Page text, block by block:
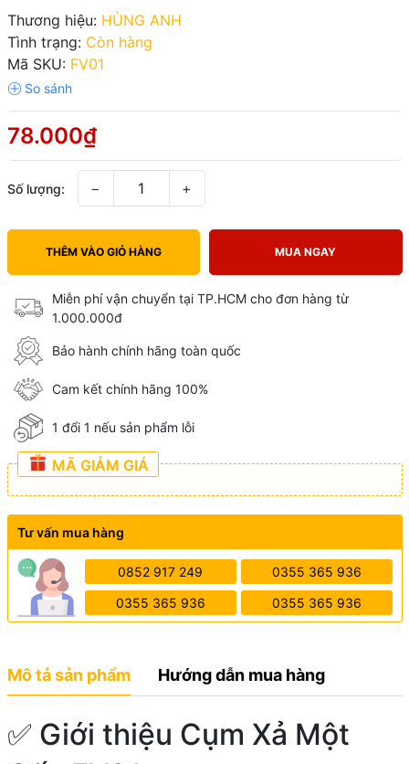
Thương hiệu: HÙNG ANH
Tình trạng: Còn hàng
Mã SKU: FV01
78.000₫
Số lượng: − +
THÊM VÀO GIỎ HÀNG MUA NGAY
Miễn phí vận chuyển tại TP.HCM cho đơn hàng từ
1.000.000đ
Bảo hành chính hãng toàn quốc
Cam kết chính hãng 100%
1 đổi 1 nếu sản phẩm lỗi
MÃ GIẢM GIÁ
Tư vấn mua hàng
0852 917 249 0355 365 936
0355 365 936 0355 365 936
Mô tả sản phẩm Hướng dẫn mua hàng
✅ Giới thiệu Cụm Xả Một